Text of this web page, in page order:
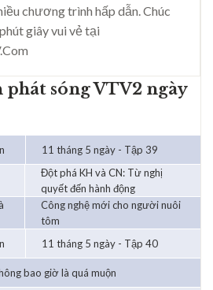
chương trình hấp dẫn. Chúc
giây vui vẻ tại
sóng VTV2 ngày
11 tháng 5 ngày - Tập 39
Đột phá KH và CN: Từ nghị
quyết đến hành động
Công nghệ mới cho người nuôi
tôm
11 tháng 5 ngày - Tập 40
bao giờ là quá muộn